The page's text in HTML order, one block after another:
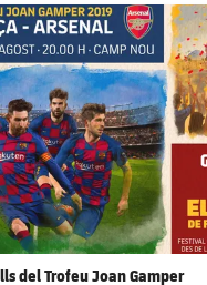
Cruyff
A
B
A
B
equip
badge
del Trofeu Joan Gamper